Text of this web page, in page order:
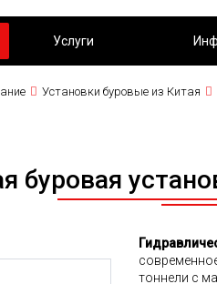
Услуги
Установки буровые из Китая
буровая
тоннели с